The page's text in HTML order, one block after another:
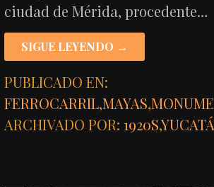
ciudad de Mérida, procedente…
SIGUE LEYENDO →
PUBLICADO EN:
FERROCARRIL,MAYAS,
ARCHIVADO POR:1920S,